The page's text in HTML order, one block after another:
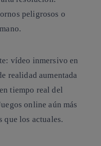
peligrosos o
vídeo inmersivo en
realidad aumentada
tiempo real del
online aún más
los actuales.